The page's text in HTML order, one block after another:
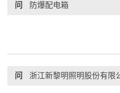
问 防爆配电箱
问 浙江新黎明照明股份有限